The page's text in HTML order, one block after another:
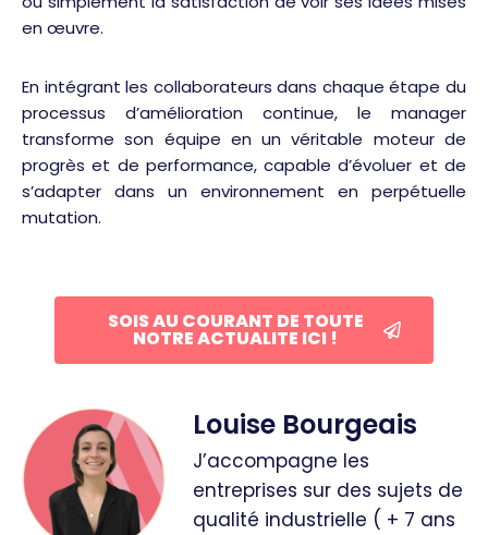
en œuvre.
En intégrant les collaborateurs dans chaque étape du
processus d’amélioration continue, le manager
transforme son équipe en un véritable moteur de
progrès et de performance, capable d’évoluer et de
s’adapter dans un environnement en perpétuelle
mutation.
SOIS AU COURANT DE TOUTE
NOTRE ACTUALITE ICI !
Louise Bourgeais
J’accompagne les
entreprises sur des sujets de
qualité industrielle ( + 7 ans